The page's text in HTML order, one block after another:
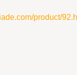
product/